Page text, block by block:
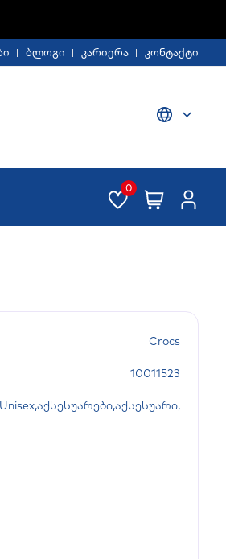
ბლოგი კარიერა კონტაქტი
0
Crocs
10011523
Unisex,აქსესუარები,აქსესუარი,